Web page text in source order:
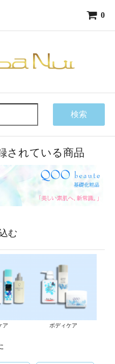
0
検索
されている商品
む
ア ボディケア